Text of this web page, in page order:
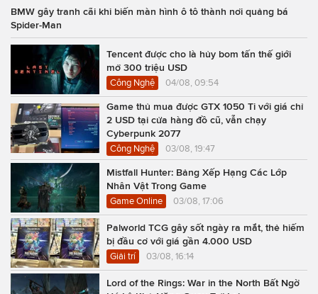
BMW gây tranh cãi khi biến màn hình ô tô thành nơi quảng bá
Spider-Man
Tencent được cho là hủy bom tấn thế giới
mở 300 triệu USD
Công Nghệ 04/08, 09:54
Game thủ mua được GTX 1050 Ti với giá chỉ
2 USD tại cửa hàng đồ cũ, vẫn chạy
Cyberpunk 2077
Công Nghệ 03/08, 19:47
Mistfall Hunter: Bảng Xếp Hạng Các Lớp
Nhân Vật Trong Game
Game Online 03/08, 17:06
Palworld TCG gây sốt ngày ra mắt, thẻ hiếm
bị đầu cơ với giá gần 4.000 USD
Giải trí 03/08, 16:14
Lord of the Rings: War in the North Bất Ngờ